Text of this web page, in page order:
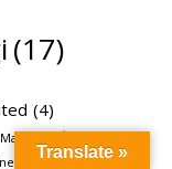
(17)
(4)
Maharishi Ájurvéda
(2)
Translate »